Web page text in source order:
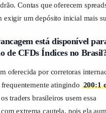
Contas que oferecem
exigir um depósito inicial mais
está disponível
de CFDs Índices no
oferecida por corretoras
atingindo 200:1
ostraders brasileiros usem essa
extrema cautela, pois ela